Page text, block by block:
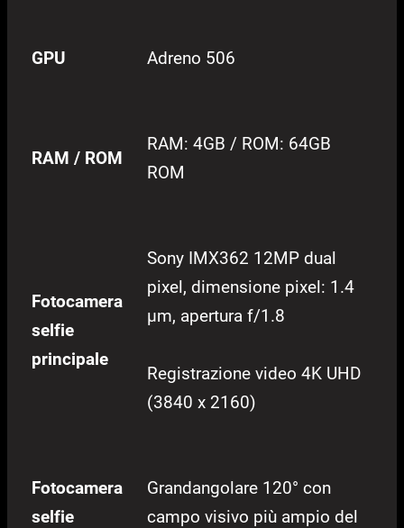
GPU Adreno 506
RAM / ROM
RAM: 4GB / ROM: 64GB
ROM
Fotocamera
selfie
principale
Sony IMX362 12MP dual
pixel, dimensione pixel: 1.4
µm, apertura f/1.8
Registrazione video 4K UHD
(3840 x 2160)
Fotocamera
selfie
Grandangolare 120° con
campo visivo più ampio del